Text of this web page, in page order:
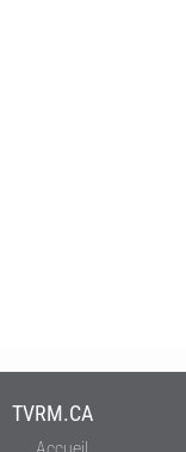
TVRM.CA